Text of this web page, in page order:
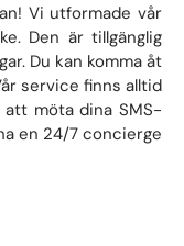
Vi utformade vår
Den är tillgänglig
Du kan komma åt
service finns alltid
möta dina SMS-
en 24/7 concierge